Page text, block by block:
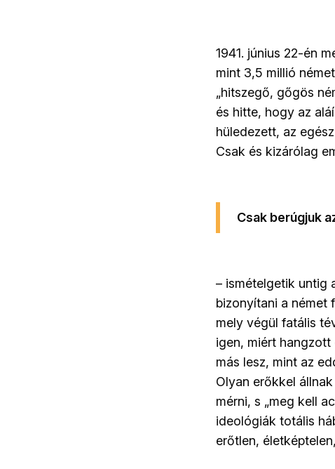
1941. június 22-én
mint 3,5 millió
„hitszegő, gőgös
és hitte, hogy az
hüledezett, az
Csak és kizárólag
Csak berúgjuk
– ismételgetik untig
bizonyítani a német
mely végül fatális
igen, miért
más lesz, mint az
Olyan erőkkel
mérni, s „meg kell
ideológiák totális
erőtlen,